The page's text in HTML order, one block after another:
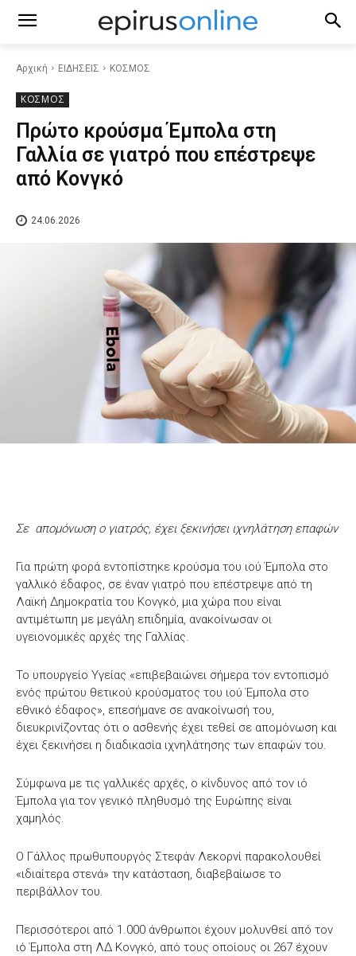
Αρχική ΕΙΔΗΣΕΙΣ ΚΟΣΜΟΣ
ΚΟΣΜΟΣ
Πρώτο κρούσμα Έμπολα στη
Γαλλία σε γιατρό που επέστρεψε
από Κονγκό
24.06.2026
Σε απομόνωση ο γιατρός, έχει ξεκινήσει ιχνηλάτηση επαφών
Για πρώτη φορά εντοπίστηκε κρούσμα του ιού Έμπολα στο
γαλλικό έδαφος, σε έναν γιατρό που επέστρεψε από τη
Λαϊκή Δημοκρατία του Κονγκό, μια χώρα που είναι
αντιμέτωπη με μεγάλη επιδημία, ανακοίνωσαν οι
υγειονομικές αρχές της Γαλλίας.
Το υπουργείο Υγείας «επιβεβαιώνει σήμερα τον εντοπισμό
ενός πρώτου θετικού κρούσματος του ιού Έμπολα στο
εθνικό έδαφος», επεσήμανε σε ανακοίνωσή του,
διευκρινίζοντας ότι ο ασθενής έχει τεθεί σε απομόνωση και
έχει ξεκινήσει η διαδικασία ιχνηλάτησης των επαφών του.
Σύμφωνα με τις γαλλικές αρχές, ο κίνδυνος από τον ιό
Έμπολα για τον γενικό πληθυσμό της Ευρώπης είναι
χαμηλός.
Ο Γάλλος πρωθυπουργός Στεφάν Λεκορνί παρακολουθεί
«ιδιαίτερα στενά» την κατάσταση, διαβεβαίωσε το
περιβάλλον του.
Περισσότεροι από 1.000 άνθρωποι έχουν μολυνθεί από τον
ιό Έμπολα στη ΛΔ Κονγκό, από τους οποίους οι 267 έχουν